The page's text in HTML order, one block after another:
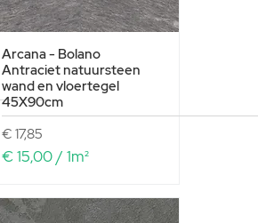
Arcana - Bolano
Antraciet natuursteen
wand en vloertegel
45X90cm
Prijs
€ 17,85
€ 15,00 / 1m²
1